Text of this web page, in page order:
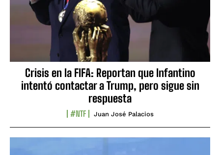
Crisis en la FIFA: Reportan que Infantino
intentó contactar a Trump, pero sigue sin
respuesta
#NTF Juan José Palacios